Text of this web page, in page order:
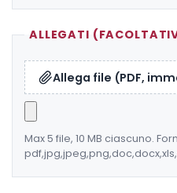
ALLEGATI
Allega file (PDF,
Max 5 file, 10 MB ciascuno.